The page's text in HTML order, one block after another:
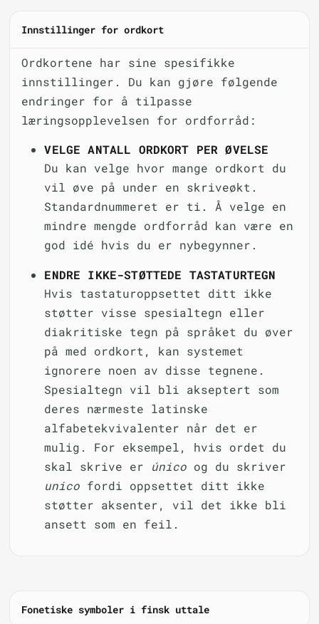
Innstillinger for ordkort
Ordkortene har sine spesifikke
innstillinger. Du kan gjøre følgende
endringer for å tilpasse
læringsopplevelsen for ordforråd:
VELGE ANTALL ORDKORT PER ØVELSE
Du kan velge hvor mange ordkort du
vil øve på under en skriveøkt.
Standardnummeret er ti. Å velge en
mindre mengde ordforråd kan være en
god idé hvis du er nybegynner.
ENDRE IKKE-STØTTEDE TASTATURTEGN
Hvis tastaturoppsettet ditt ikke
støtter visse spesialtegn eller
diakritiske tegn på språket du øver
på med ordkort, kan systemet
ignorere noen av disse tegnene.
Spesialtegn vil bli akseptert som
deres nærmeste latinske
alfabetekvivalenter når det er
mulig. For eksempel, hvis ordet du
skal skrive er único og du skriver
unico fordi oppsettet ditt ikke
støtter aksenter, vil det ikke bli
ansett som en feil.
Fonetiske symboler i finsk uttale